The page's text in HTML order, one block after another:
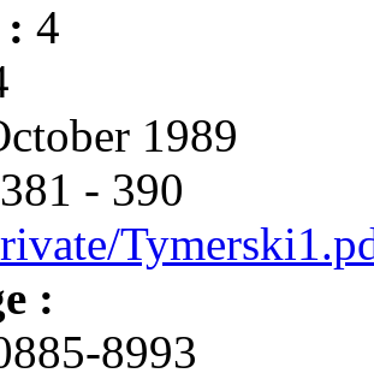
4
1989
381 - 390
:
8993